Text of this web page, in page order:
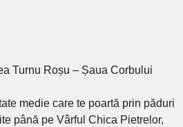
Turnu Roșu – Șaua Corbului
medie care te poartă prin păduri
până pe Vârful Chica Pietrelor,